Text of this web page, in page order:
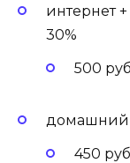
интернет
30%
500
домашний
450